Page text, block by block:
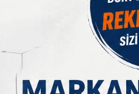
BIST 100
DOLAR
EURO